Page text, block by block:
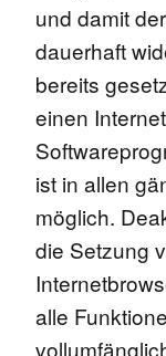
und damit
dauerhaft
bereits
einen
ist in allen
möglich.
die Setzung
alle